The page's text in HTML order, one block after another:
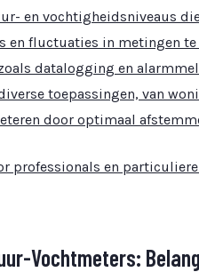
en vochtigheidsniveaus
en fluctuaties in metingen te
datalogging en
toepassingen, van
door optimaal
professionals en
Vochtmeters: